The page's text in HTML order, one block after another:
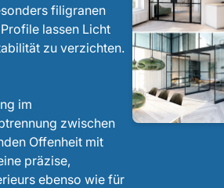
filigranen
lassen Licht
zu verzichten.
im
zwischen
Offenheit mit
präzise,
ebenso wie für